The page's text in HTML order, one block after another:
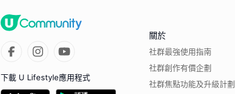
下載 U Lifestyle應用程式
關於
社群最強使用指南
社群創作有價企劃
社群焦點功能及升級計劃